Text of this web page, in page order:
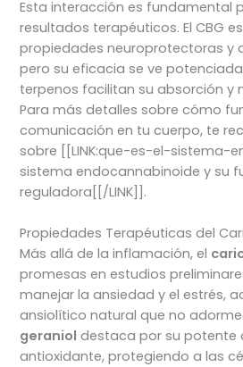
Esta interacción es fundamental
resultados terapéuticos. El CBG
propiedades neuroprotectoras y
pero su eficacia se ve
terpenos facilitan su absorción y
Para más detalles sobre cómo
comunicación en tu cuerpo, te
sobre [[LINK:que-es-el-sistema-
sistema endocannabinoide y su
reguladora[[/LINK]].
Propiedades Terapéuticas del
Más allá de la inflamación, el
promesas en estudios
manejar la ansiedad y el estrés,
ansiolítico natural que no
geraniol destaca por su potente
antioxidante, protegiendo a las